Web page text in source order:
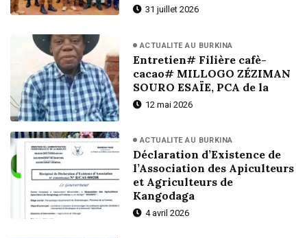
31 juillet 2026
ACTUALITE AU BURKINA
Entretien# Filière cafè-
cacao# MILLOGO ZÉZIMAN
SOURO ESAÏE, PCA de la
12 mai 2026
ACTUALITE AU BURKINA
Déclaration d’Existence de
l’Association des Apiculteurs
et Agriculteurs de
Kangodaga
4 avril 2026